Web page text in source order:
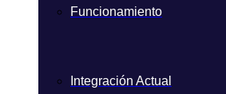
Funcionamiento
Integración Actual